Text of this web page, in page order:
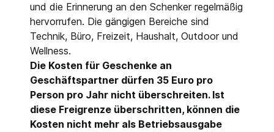
und die Erinnerung an den Schenker regelmäßig
hervorrufen. Die gängigen Bereiche sind
Technik, Büro, Freizeit, Haushalt, Outdoor und
Wellness.
Die Kosten für Geschenke an
Geschäftspartner dürfen 35 Euro pro
Person pro Jahr nicht überschreiten. Ist
diese Freigrenze überschritten, können die
Kosten nicht mehr als Betriebsausgabe